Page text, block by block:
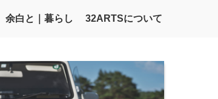
余白と｜暮らし 32ARTSについて